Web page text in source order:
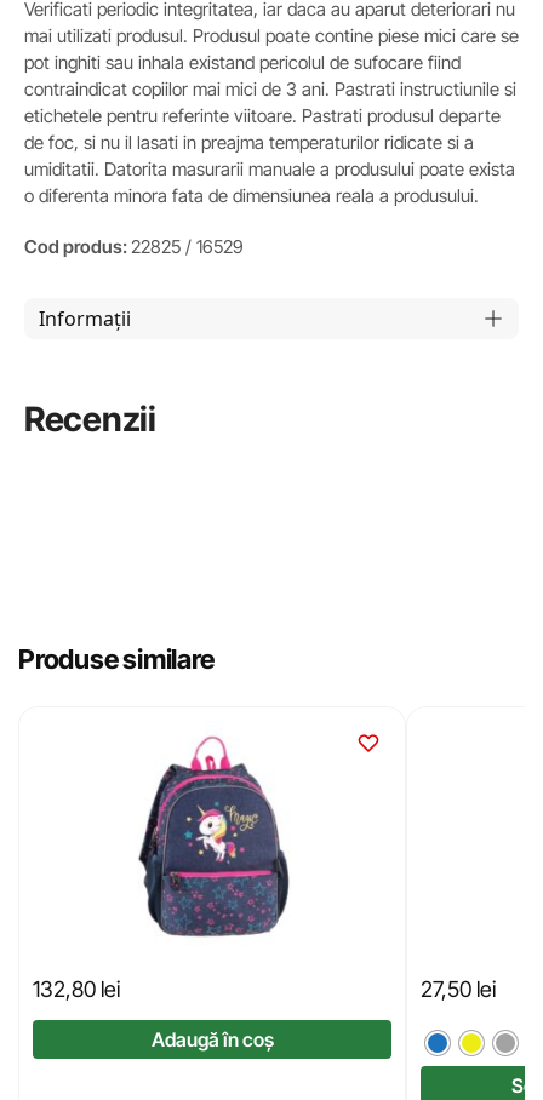
Verificati periodic integritatea, iar daca au aparut deteriorari nu
mai utilizati produsul. Produsul poate contine piese mici care se
pot inghiti sau inhala existand pericolul de sufocare fiind
contraindicat copiilor mai mici de 3 ani. Pastrati instructiunile si
etichetele pentru referinte viitoare. Pastrati produsul departe
de foc, si nu il lasati in preajma temperaturilor ridicate si a
umiditatii. Datorita masurarii manuale a produsului poate exista
o diferenta minora fata de dimensiunea reala a produsului.
Cod produs:22825 / 16529
Informații
Recenzii
Produse similare
132,80 lei
Adaugă în coș
27,50 lei